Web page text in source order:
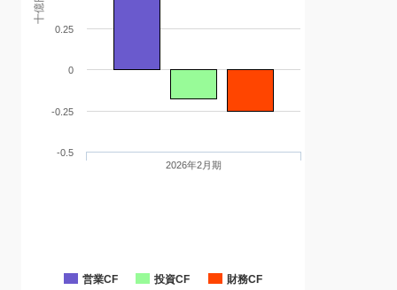
十億円
営業CF 投資CF 財務CF
2026年2月期
-0.5
-0.25
0
0.25